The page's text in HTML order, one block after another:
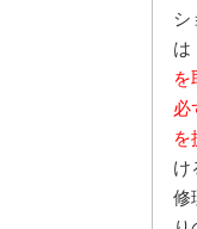
シ
は
を
必
を
け
修